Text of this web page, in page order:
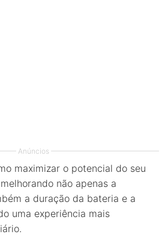
Anúncios
maximizar o potencial do seu
não apenas a
a duração da bateria e a
uma experiência mais